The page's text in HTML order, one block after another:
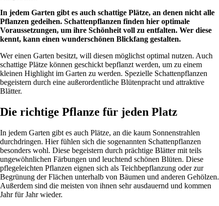
In jedem Garten gibt es auch schattige Plätze, an denen nicht alle
Pflanzen gedeihen. Schattenpflanzen finden hier optimale
Voraussetzungen, um ihre Schönheit voll zu entfalten. Wer diese
kennt, kann einen wunderschönen Blickfang gestalten.
Wer einen Garten besitzt, will diesen möglichst optimal nutzen. Auch
schattige Plätze können geschickt bepflanzt werden, um zu einem
kleinen Highlight im Garten zu werden. Spezielle Schattenpflanzen
begeistern durch eine außerordentliche Blütenpracht und attraktive
Blätter.
Die richtige Pflanze für jeden Platz
In jedem Garten gibt es auch Plätze, an die kaum Sonnenstrahlen
durchdringen. Hier fühlen sich die sogenannten Schattenpflanzen
besonders wohl. Diese begeistern durch prächtige Blätter mit teils
ungewöhnlichen Färbungen und leuchtend schönen Blüten. Diese
pflegeleichten Pflanzen eignen sich als Teichbepflanzung oder zur
Begrünung der Flächen unterhalb von Bäumen und anderen Gehölzen.
Außerdem sind die meisten von ihnen sehr ausdauernd und kommen
Jahr für Jahr wieder.